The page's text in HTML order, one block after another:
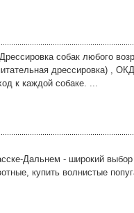
Дрессировка собак любого
дрессировка) ,
к каждой собаке. ...
Дальнем - широкий
купить волнистые